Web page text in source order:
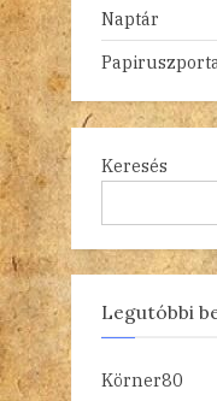
Naptár
Keresés
Legutóbbi
Körner80